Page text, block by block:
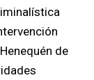
de